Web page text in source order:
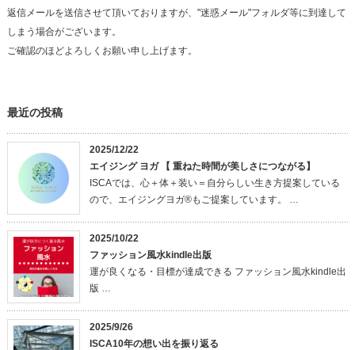
返信メールを送信させて頂いておりますが、"迷惑メール"フォルダ等に到達して
しまう場合がございます。
ご確認のほどよろしくお願い申し上げます。
最近の投稿
2025/12/22
エイジング ヨガ 【 重ねた時間が美しさにつながる】
ISCAでは、心＋体＋装い＝自分らしい生き方提案している
ので、エイジングヨガ®もご提案しています。 …
2025/10/22
ファッション風水kindle出版
運が良くなる・目標が達成できる ファッション風水kindle出
版 …
2025/9/26
ISCA10年の想い出を振り返る